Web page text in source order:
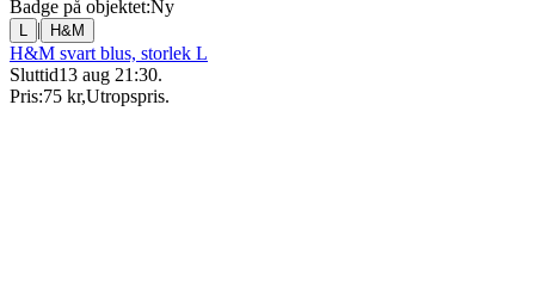
Badge på objektet:Ny
L | H&M
H&M svart blus, storlek L
Sluttid13 aug 21:30.
Pris:75 kr,Utropspris.